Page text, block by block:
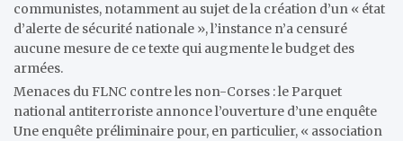
communistes, notamment au sujet de la création d’un « état
d’alerte de sécurité nationale », l’instance n’a censuré
aucune mesure de ce texte qui augmente le budget des
armées.
Menaces du FLNC contre les non-Corses : le Parquet
national antiterroriste annonce l’ouverture d’une enquête
Une enquête préliminaire pour, en particulier, « association